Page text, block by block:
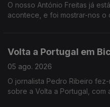
O nosso António Freitas já
acontece, e foi mostrar-nos o
Volta a Portugal em
05 ago. 2026
O jornalista Pedro Ribeiro
sobre a Volta a Portugal, com